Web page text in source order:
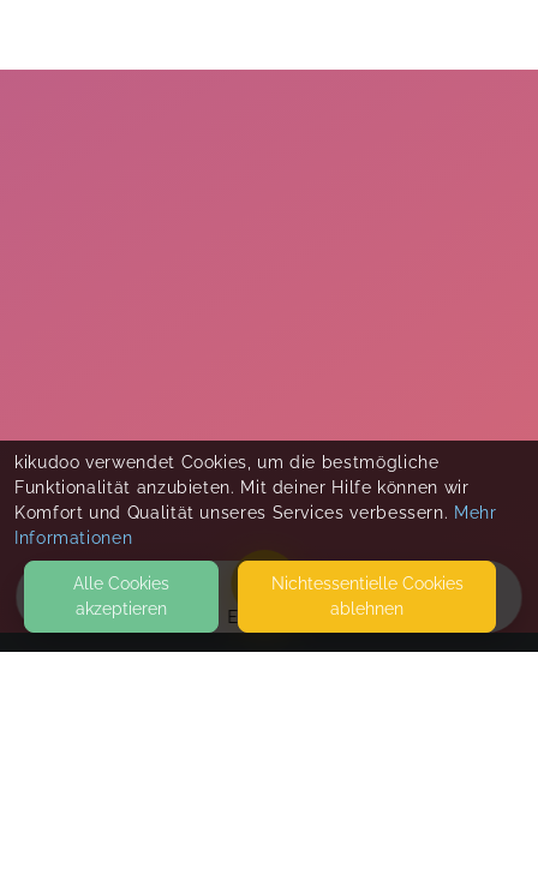
EVENTS
kikudoo verwendet Cookies, um die bestmögliche
Funktionalität anzubieten. Mit deiner Hilfe können wir
Komfort und Qualität unseres Services verbessern. Mehr
Informationen
Alle Cookies
akzeptieren
Nicht­essentielle Cookies
ablehnen